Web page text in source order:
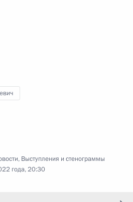
, Выступления и стенограммы
года, 20:30